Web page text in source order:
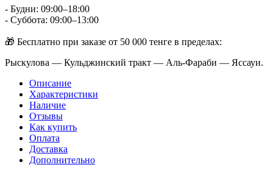
- Будни: 09:00–18:00
- Суббота: 09:00–13:00
🎁 Бесплатно при заказе от 50 000 тенге в пределах:
Рыскулова — Кульджинский тракт — Аль-Фараби — Яссауи.
Описание
Характеристики
Наличие
Отзывы
Как купить
Оплата
Доставка
Дополнительно